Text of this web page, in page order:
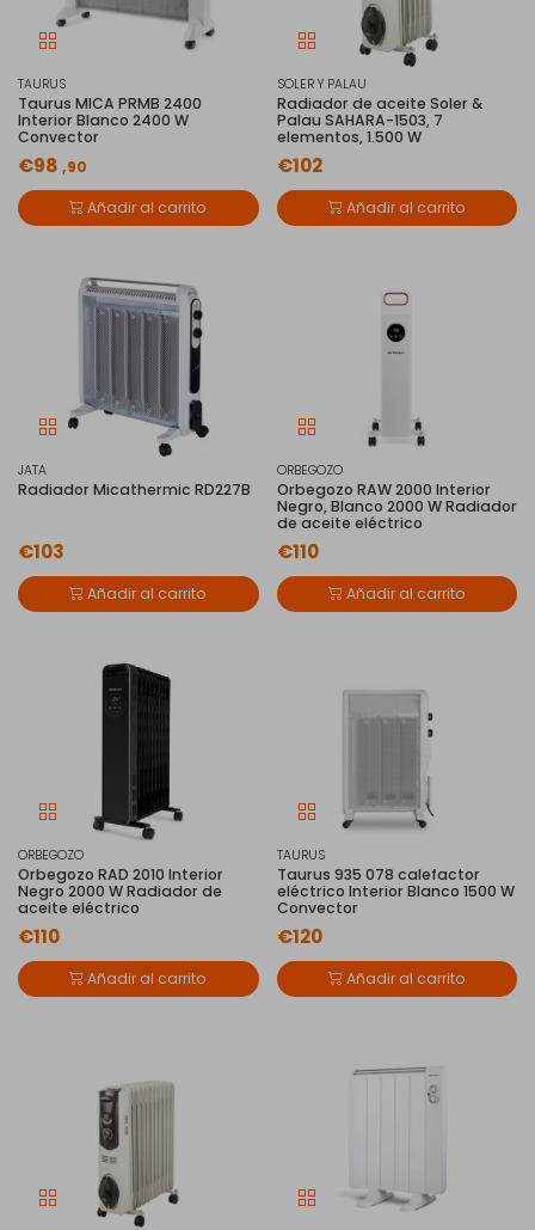
TAURUS
Taurus MICA PRMB 2400
Interior Blanco 2400 W
Convector
€98 ,90
Añadir al carrito
SOLER Y PALAU
Radiador de aceite Soler &
Palau SAHARA-1503, 7
elementos, 1.500 W
€102
Añadir al carrito
JATA
Radiador Micathermic RD227B
€103
Añadir al carrito
ORBEGOZO
Orbegozo RAW 2000 Interior
Negro, Blanco 2000 W Radiador
de aceite eléctrico
€110
Añadir al carrito
ORBEGOZO
Orbegozo RAD 2010 Interior
Negro 2000 W Radiador de
aceite eléctrico
€110
Añadir al carrito
TAURUS
Taurus 935 078 calefactor
eléctrico Interior Blanco 1500 W
Convector
€120
Añadir al carrito